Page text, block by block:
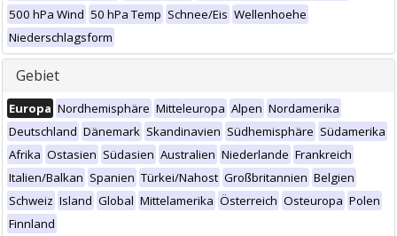
500 hPa Wind 50 hPa Temp Schnee/Eis Wellenhoehe
Niederschlagsform
Gebiet
Europa Nordhemisphäre Mitteleuropa Alpen Nordamerika
Deutschland Dänemark Skandinavien Südhemisphäre Südamerika
Afrika Ostasien Südasien Australien Niederlande Frankreich
Italien/Balkan Spanien Türkei/Nahost Großbritannien Belgien
Schweiz Island Global Mittelamerika Österreich Osteuropa Polen
Finnland